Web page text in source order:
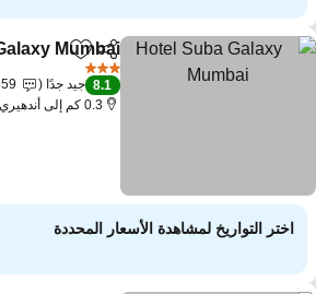
مشاركةto favorites
Mumbai
8.1 جيد جدًا
0.3 كم إلى أندهيري E
اختر التواريخ لمشاهدة الأسعار المحددة